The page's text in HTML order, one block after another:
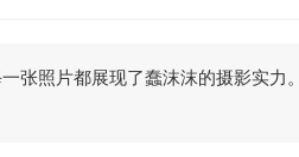
张照片都展现了蠢沫沫的摄影实力。